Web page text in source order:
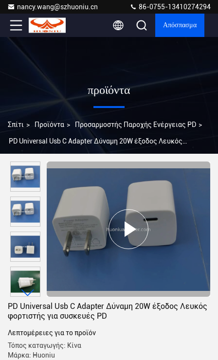
nancy.wang@szhuoniu.cn 86-0755-13410274294
Απόσπασμα
προϊόντα
Σπίτι > Προϊόντα > Προσαρμοστής Παροχής Ενέργειας PD >
PD Universal Usb C Adapter Δύναμη 20W έξοδος Λευκός
PD Universal Usb C Adapter Δύναμη 20W έξοδος Λευκός
φορτιστής για συσκευές PD
Λεπτομέρειες για το προϊόν
Τόπος καταγωγής: Κίνα
Μάρκα: Huoniu